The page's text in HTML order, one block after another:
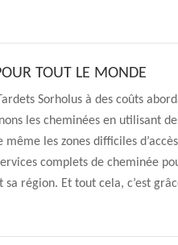
TOUT LE MONDE
Sorholus à des coûts
les cheminées en utilisant
les zones difficiles
complets de cheminée
région. Et tout cela, c’est